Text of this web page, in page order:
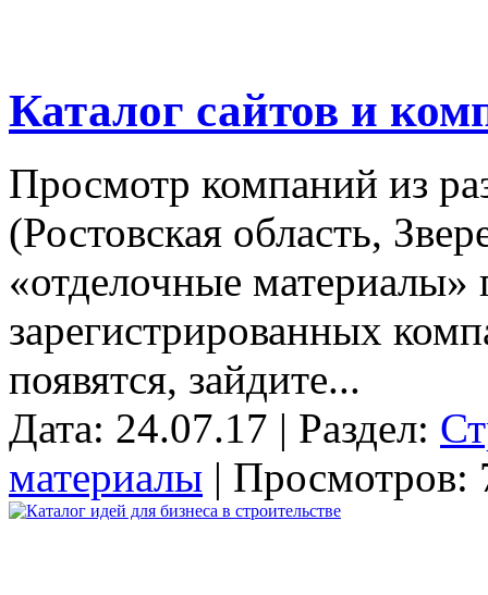
Каталог сайтов и
Просмотр компаний из
(Ростовская область,
«отделочные материалы»
зарегистрированных
появятся, зайдите...
Дата: 24.07.17 | Раздел:
материалы | Просмотров: